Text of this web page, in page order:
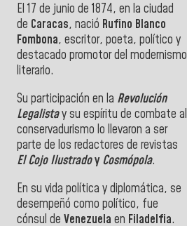
El 17 de junio de 1874, en la ciudad
de Caracas, nació Rufino Blanco
Fombona, escritor, poeta, político y
destacado promotor del modernismo
literario.
Su participación en la Revolución
Legalistay su espíritu de combate al
conservadurismo lo llevaron a ser
parte de los redactores de revistas
El Cojo IlustradoyCosmópola.
En su vida política y diplomática, se
desempeñó como político, fue
cónsul de Venezuela en Filadelfia.